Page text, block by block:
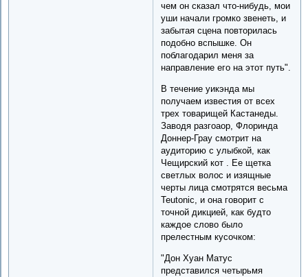
чем он сказал что-нибудь, мои
уши начали громко звенеть, и
забытая сцена повторилась
подобно вспышке. Он
поблагодарил меня за
направление его на этот путь".
В течение уикэнда мы
получаем известия от всех
трех товарищей Кастанеды.
Заводя разгоаор, Флоринда
Доннер-Грау смотрит на
аудиторию с улыбкой, как
Чещирский кот . Ее щетка
светлых волос и изящные
черты лица смотрятся весьма
Teutonic, и она говорит с
точной дикцией, как будто
каждое слово было
прелестным кусочком:
"Дон Хуан Матус
представился четырьмя